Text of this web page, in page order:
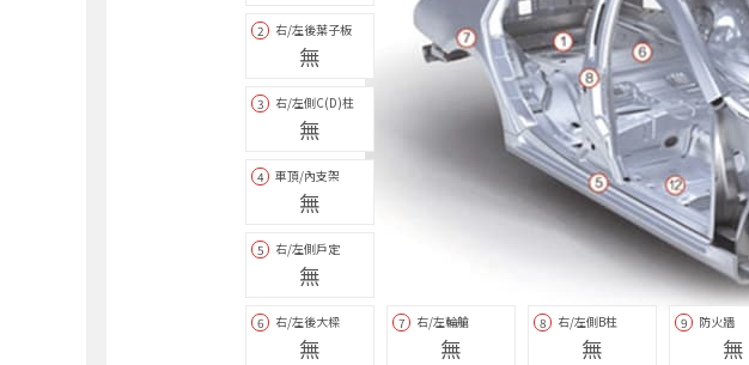
2 右/左後葉子板
無
3 右/左側C(D)柱
無
4 車頂/內支架
無
5 右/左側戶定
無
6 右/左後大樑
無
7 右/左輪艙
無
8 右/左側B柱
無
9 防火牆
無